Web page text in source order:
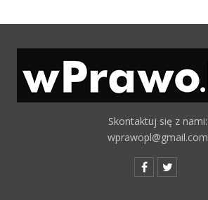
Skontaktuj się z nami:
wprawopl@gmail.com